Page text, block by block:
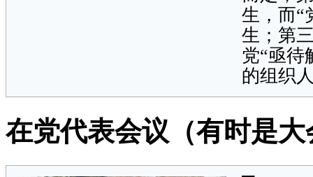
生，而“
生；第
党“亟待
的组织
在党代表会议（有时是